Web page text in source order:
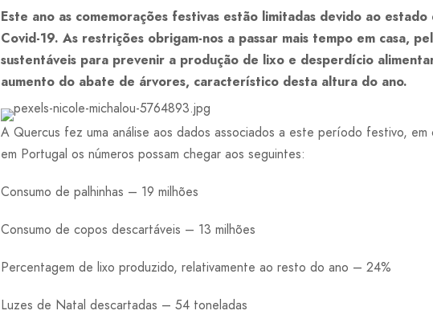
Este ano as comemorações festivas estão limitadas devido ao
Covid-19. As restrições obrigam-nos a passar mais tempo em casa,
sustentáveis para prevenir a produção de lixo e desperdício
aumento do abate de árvores, característico desta altura do ano.
A Quercus fez uma análise aos dados associados a este período festivo,
em Portugal os números possam chegar aos seguintes:
Consumo de palhinhas – 19 milhões
Consumo de copos descartáveis – 13 milhões
Percentagem de lixo produzido, relativamente ao resto do ano – 24%
Luzes de Natal descartadas – 54 toneladas